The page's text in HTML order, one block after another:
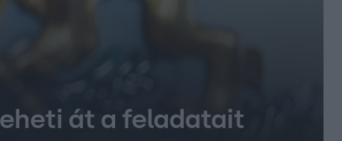
át a feladatait